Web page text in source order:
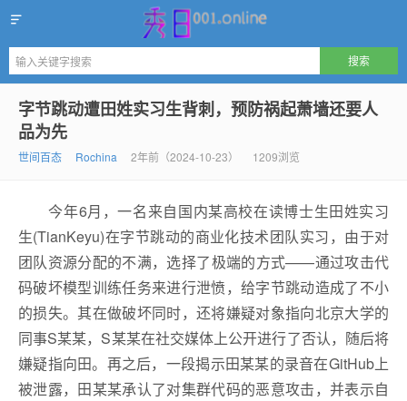
秀日
字节跳动遭田姓实习生背刺，预防祸起萧墙还要人
品为先
世间百态 Rochina 2年前（2024-10-23） 1209浏览
今年6月，一名来自国内某高校在读博士生田姓实习
生(TianKeyu)在字节跳动的商业化技术团队实习，由于对
团队资源分配的不满，选择了极端的方式——通过攻击代
码破坏模型训练任务来进行泄愤，给字节跳动造成了不小
的损失。其在做破坏同时，还将嫌疑对象指向北京大学的
同事S某某，S某某在社交媒体上公开进行了否认，随后将
嫌疑指向田。再之后，一段揭示田某某的录音在GitHub上
被泄露，田某某承认了对集群代码的恶意攻击，并表示自